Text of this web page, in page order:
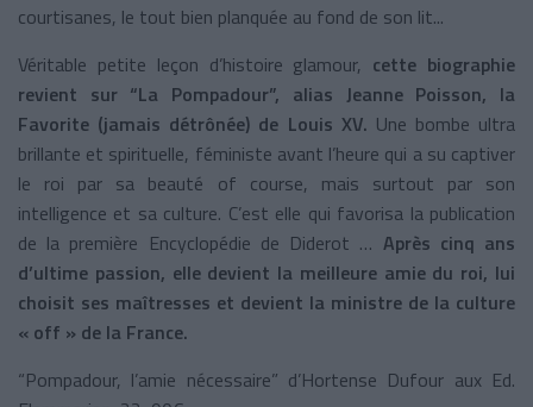
courtisanes, le tout bien planquée au fond de son lit...
Véritable petite leçon d’histoire glamour, cette biographie
revient sur “La Pompadour”, alias Jeanne Poisson, la
Favorite (jamais détrônée) de Louis XV. Une bombe ultra
brillante et spirituelle, féministe avant l’heure qui a su captiver
le roi par sa beauté of course, mais surtout par son
intelligence et sa culture. C’est elle qui favorisa la publication
de la première Encyclopédie de Diderot … Après cinq ans
d’ultime passion, elle devient la meilleure amie du roi, lui
choisit ses maîtresses et devient la ministre de la culture
« off » de la France.
“Pompadour, l’amie nécessaire” d’Hortense Dufour aux Ed.